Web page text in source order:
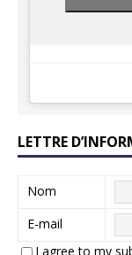
LETTRE
Nom
E-mail
I agree to my